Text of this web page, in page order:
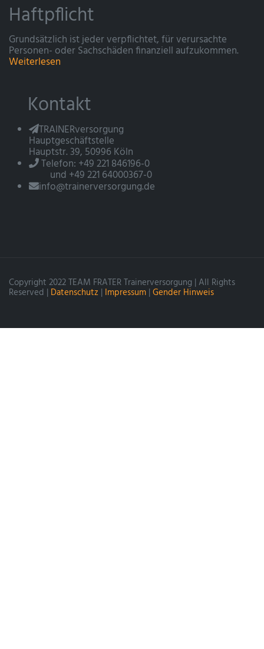
Haftpflicht
Grundsätzlich ist jeder verpflichtet, für verursachte
Personen- oder Sachschäden finanziell aufzukommen.
Weiterlesen
Kontakt
TRAINERversorgung
Hauptgeschäftstelle
Hauptstr. 39, 50996 Köln
Telefon: +49 221 846196-0
und +49 221 64000367-0
info@trainerversorgung.de
Copyright 2022 TEAM FRATER Trainerversorgung | All Rights
Reserved | Datenschutz | Impressum | Gender Hinweis